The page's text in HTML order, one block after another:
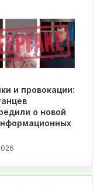
и провокации:
о новой